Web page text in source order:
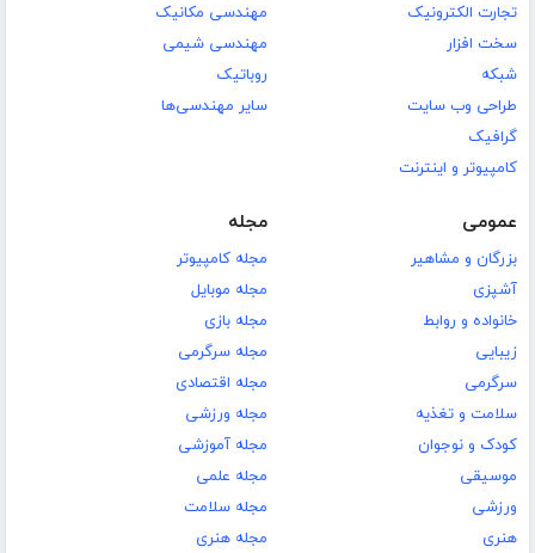
تجارت الکترونیک
سخت افزار
شبکه
طراحی وب سایت
گرافیک
کامپیوتر و اینترنت
مهندسی مکانیک
مهندسی شیمی
روباتیک
سایر مهندسی‌ها
عمومی
بزرگان و مشاهیر
آشپزی
خانواده و روابط
زیبایی
سرگرمی
سلامت و تغذیه
کودک و نوجوان
موسیقی
ورزشی
هنری
مجله
مجله کامپیوتر
مجله موبایل
مجله بازی
مجله سرگرمی
مجله اقتصادی
مجله ورزشی
مجله آموزشی
مجله علمی
مجله سلامت
مجله هنری